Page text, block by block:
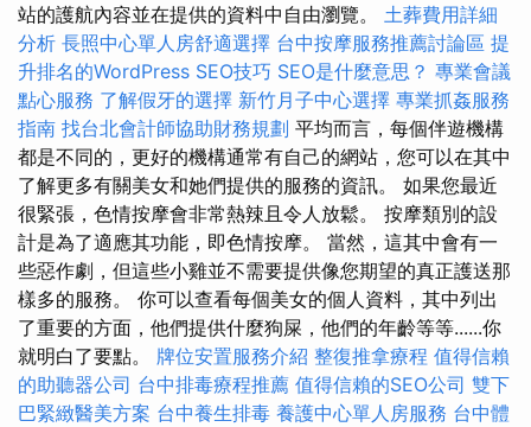
站的護航內容並在提供的資料中自由瀏覽。 土葬費用詳細
分析 長照中心單人房舒適選擇 台中按摩服務推薦討論區 提
升排名的WordPress SEO技巧 SEO是什麼意思？ 專業會議
點心服務 了解假牙的選擇 新竹月子中心選擇 專業抓姦服務
指南 找台北會計師協助財務規劃 平均而言，每個伴遊機構
都是不同的，更好的機構通常有自己的網站，您可以在其中
了解更多有關美女和她們提供的服務的資訊。 如果您最近
很緊張，色情按摩會非常熱辣且令人放鬆。 按摩類別的設
計是為了適應其功能，即色情按摩。 當然，這其中會有一
些惡作劇，但這些小雞並不需要提供像您期望的真正護送那
樣多的服務。 你可以查看每個美女的個人資料，其中列出
了重要的方面，他們提供什麼狗屎，他們的年齡等等......你
就明白了要點。 牌位安置服務介紹 整復推拿療程 值得信賴
的助聽器公司 台中排毒療程推薦 值得信賴的SEO公司 雙下
巴緊緻醫美方案 台中養生排毒 養護中心單人房服務 台中體